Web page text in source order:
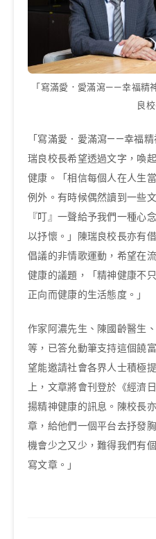
「寫滿愛．愛滿瀉——幸福精
良
「寫滿愛．愛滿瀉——幸福
瑞良校長希望透過文字，喚
健康。「相信每個人在人生
例外。有時候偶然讀到一些
『叮』一聲給予我們一種心
以抒懷。」陳瑞良校長亦有
倡議的非情歌運動，希望在
健康的議題，「精神健康不
正向而健康的生活態度。」
作家阿濃先生、陳國齡醫生
等，已答允動筆支持這個饒
望能邀請社會各界人士積極
上，文章將會刊登於《經濟
揚精神健康的訊息。陳校長
章，給他們一個平台去抒發
機會少之又少，難得我們有
寫文章。」